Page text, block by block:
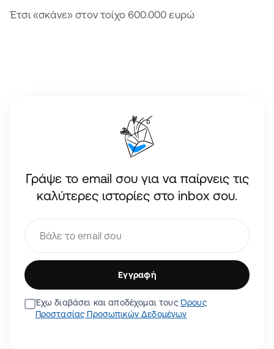
Έτσι «σκάνε» στον τοίχο 600.000 ευρώ
Γράψε το email σου για να παίρνεις τις
καλύτερες ιστορίες στο inbox σου.
Εγγραφή
Έχω διαβάσει και αποδέχομαι τουςΌρους
Προστασίας Προσωπικών Δεδομένων